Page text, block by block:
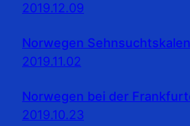
2019.12.09
Norwegen
2019.11.02
Norwegen bei der
2019.10.23